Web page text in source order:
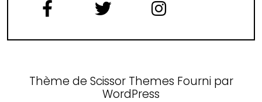
Thème de Scissor Themes Fourni par
WordPress